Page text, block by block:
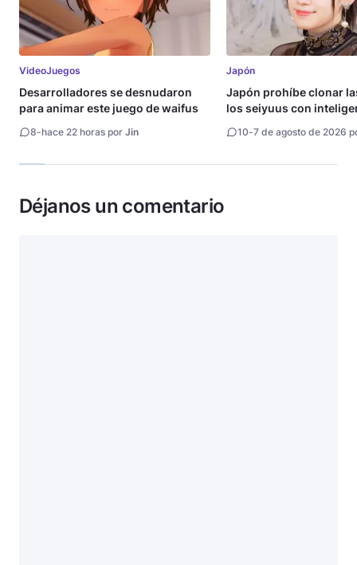
VideoJuegos
Desarrolladores se desnudaron
para animar este juego de waifus
8-hace 22 horas por Jin
Japón
Japón prohíbe clonar
los seiyuus con
10-7 de agosto de 2026
Déjanos un comentario